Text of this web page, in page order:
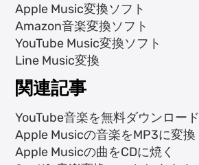
Apple Music変換ソフト
Amazon音楽変換ソフト
YouTube Music変換ソフト
Line Music変換
関連記事
YouTube音楽を無料ダウンロード
Apple Musicの音楽をMP3に変換
Apple Musicの曲をCDに焼く